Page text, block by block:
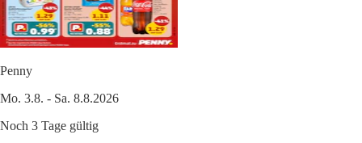
Penny
Mo. 3.8. - Sa. 8.8.2026
Noch 3 Tage gültig